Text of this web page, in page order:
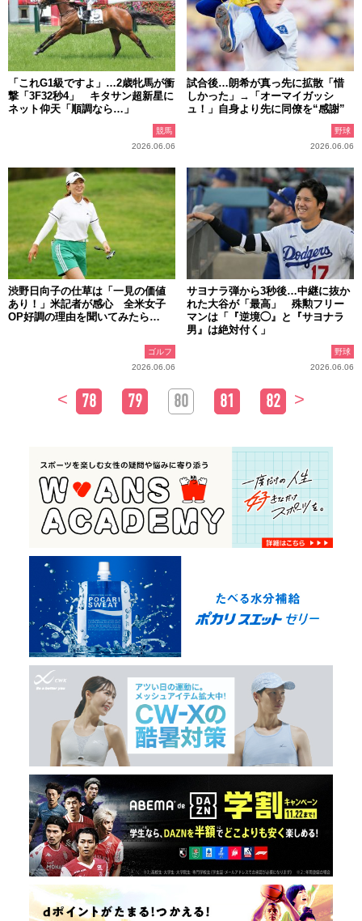
「これG1級ですよ」…2歳牝馬が衝
撃「3F32秒4」 キタサン超新星に
ネット仰天「順調なら…」
競馬
2026.06.06
試合後…朗希が真っ先に拡散「惜
しかった」→「オーマイガッシ
ュ！」自身より先に同僚を“感謝”
野球
2026.06.06
渋野日向子の仕草は「一見の価値
あり！」米記者が感心 全米女子
OP好調の理由を聞いてみたら…
ゴルフ
2026.06.06
サヨナラ弾から3秒後…中継に抜か
れた大谷が「最高」 殊勲フリー
マンは「『逆境◯』と『サヨナラ
男』は絶対付く」
野球
2026.06.06
< 78 79 80 81 82 >